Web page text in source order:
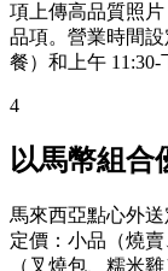
項上傳高品質照
品項。營業時間
餐）和上午 11:30-
4
以馬幣組合
馬來西亞點心外
定價：小品（燒
（叉燒包、糯米